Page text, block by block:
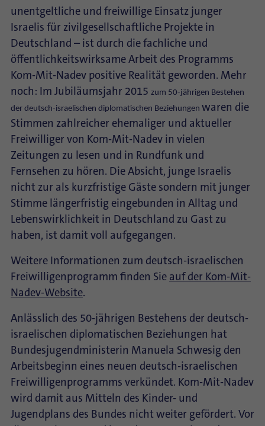
unentgeltliche und freiwillige Einsatz junger
Israelis für zivilgesellschaftliche Projekte in
Deutschland – ist durch die fachliche und
öffentlichkeitswirksame Arbeit des Programms
Kom-Mit-Nadev positive Realität geworden. Mehr
noch: Im Jubiläumsjahr 2015 zum 50-jährigen Bestehen
der deutsch-israelischen diplomatischen Beziehungen waren die
Stimmen zahlreicher ehemaliger und aktueller
Freiwilliger von Kom-Mit-Nadev in vielen
Zeitungen zu lesen und in Rundfunk und
Fernsehen zu hören. Die Absicht, junge Israelis
nicht zur als kurzfristige Gäste sondern mit junger
Stimme längerfristig eingebunden in Alltag und
Lebenswirklichkeit in Deutschland zu Gast zu
haben, ist damit voll aufgegangen.
Weitere Informationen zum deutsch-israelischen
Freiwilligenprogramm finden Sie auf der Kom-Mit-
Nadev-Website.
Anlässlich des 50-jährigen Bestehens der deutsch-
israelischen diplomatischen Beziehungen hat
Bundesjugendministerin Manuela Schwesig den
Arbeitsbeginn eines neuen deutsch-israelischen
Freiwilligenprogramms verkündet. Kom-Mit-Nadev
wird damit aus Mitteln des Kinder- und
Jugendplans des Bundes nicht weiter gefördert. Vor